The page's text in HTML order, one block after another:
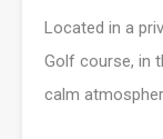
Located in a
Golf course, in
calm